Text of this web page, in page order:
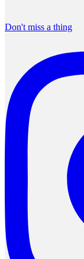
Don't miss a thing